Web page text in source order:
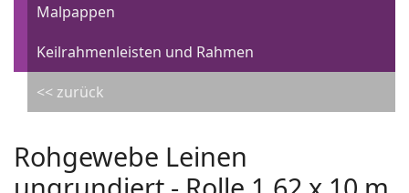
Malpappen
Keilrahmenleisten und Rahmen
<< zurück
Rohgewebe Leinen